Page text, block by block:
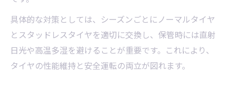
具体的な対策としては、シーズンごとにノーマルタイヤ
とスタッドレスタイヤを適切に交換し、保管時には直射
日光や高温多湿を避けることが重要です。これにより、
タイヤの性能維持と安全運転の両立が図れます。